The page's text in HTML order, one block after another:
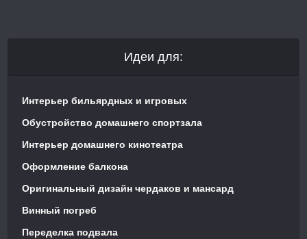
Идеи для:
Интерьер бильярдных и игровых
Обустройство домашнего спортзала
Интерьер домашнего кинотеатра
Оформление балкона
Оригинальный дизайн чердаков и мансард
Винный погреб
Переделка подвала